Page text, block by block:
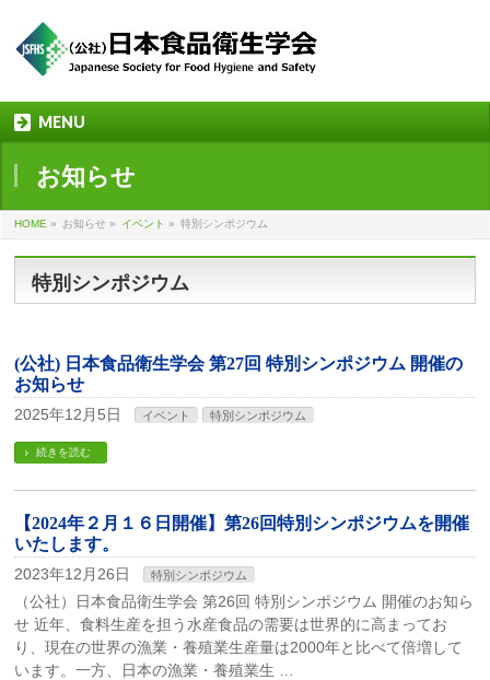
MENU
お知らせ
HOME » お知らせ » イベント » 特別シンポジウム
特別シンポジウム
(公社) 日本食品衛生学会 第27回 特別シンポジウム 開催の
お知らせ
2025年12月5日 イベント 特別シンポジウム
続きを読む
【2024年２月１６日開催】第26回特別シンポジウムを開催
いたします。
2023年12月26日 特別シンポジウム
（公社）日本食品衛生学会 第26回 特別シンポジウム 開催のお知ら
せ 近年、食料生産を担う水産食品の需要は世界的に高まってお
り、現在の世界の漁業・養殖業生産量は2000年と比べて倍増して
います。一方、日本の漁業・養殖業生 …